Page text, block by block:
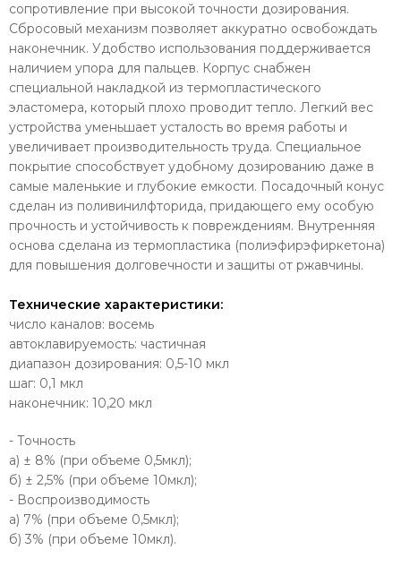
сопротивление при высокой точности дозирования.
Сбросовый механизм позволяет аккуратно освобождать
наконечник. Удобство использования поддерживается
наличием упора для пальцев. Корпус снабжен
специальной накладкой из термопластического
эластомера, который плохо проводит тепло. Легкий вес
устройства уменьшает усталость во время работы и
увеличивает производительность труда. Специальное
покрытие способствует удобному дозированию даже в
самые маленькие и глубокие емкости. Посадочный конус
сделан из поливинилфторида, придающего ему особую
прочность и устойчивость к повреждениям. Внутренняя
основа сделана из термопластика (полиэфирэфиркетона)
для повышения долговечности и защиты от ржавчины.
Технические характеристики:
число каналов: восемь
автоклавируемость: частичная
диапазон дозирования: 0,5-10 мкл
шаг: 0,1 мкл
наконечник: 10,20 мкл
- Точность
а) ± 8% (при объеме 0,5мкл);
б) ± 2,5% (при объеме 10мкл);
- Воспроизводимость
а) 7% (при объеме 0,5мкл);
б) 3% (при объеме 10мкл).